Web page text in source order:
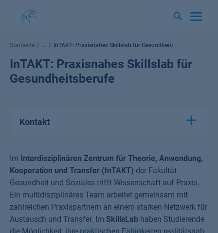
Startseite ... InTAKT: Praxisnahes Skillslab für Gesundheitsberufe
InTAKT: Praxisnahes Skillslab für
Gesundheitsberufe
Kontakt
Im Interdisziplinären Zentrum für Theorie, Anwendung,
Kooperation und Transfer (InTAKT) der Fakultät
Gesundheit und Soziales trifft Wissenschaft auf Praxis.
Ein multidisziplinäres Team arbeitet gemeinsam mit
zahlreichen Praxispartnern an einem starken Netzwerk für
Austausch und Transfer. Im SkillsLab haben Studierende